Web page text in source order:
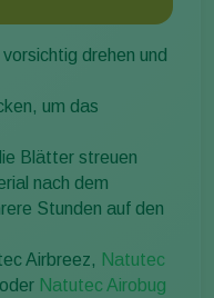
drehen und
um das
Blätter streuen
nach dem
Stunden auf den
Airbreez, Natutec
oder Natutec Airobug